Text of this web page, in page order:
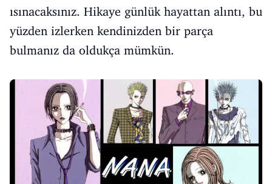
ısınacaksınız. Hikaye günlük hayattan alıntı, bu
yüzden izlerken kendinizden bir parça
bulmanız da oldukça mümkün.